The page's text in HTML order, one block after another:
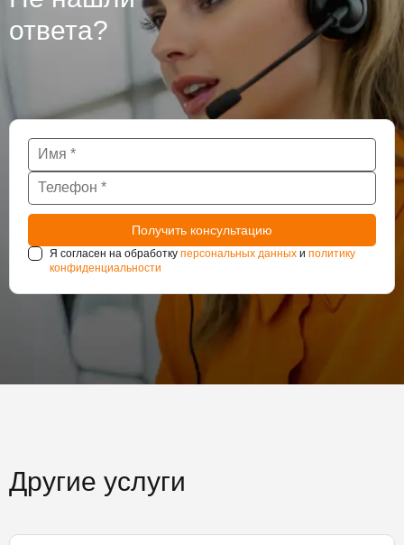
нуждаются в постоянном наблюдении за
состоянием гидроизоляции.
ответа?
Я согласен на обработку персональных данных и политику
конфиденциальности
Другие услуги